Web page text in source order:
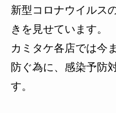
新型コロナウイルス
きを見せています。
カミタケ各店では今
防ぐ為に、感染予防
す。